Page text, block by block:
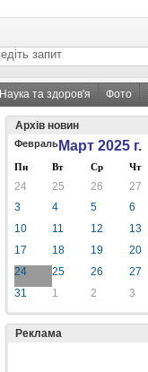
Наука та здоров'я Фото
Архів новин
Февраль Март 2025 г.
Пн Вт Ср Чт
24 25 26 27
3
4 5 6
10
11 12 13
17
18 19 20
24
25 26 27
31
1 2 3
Реклама